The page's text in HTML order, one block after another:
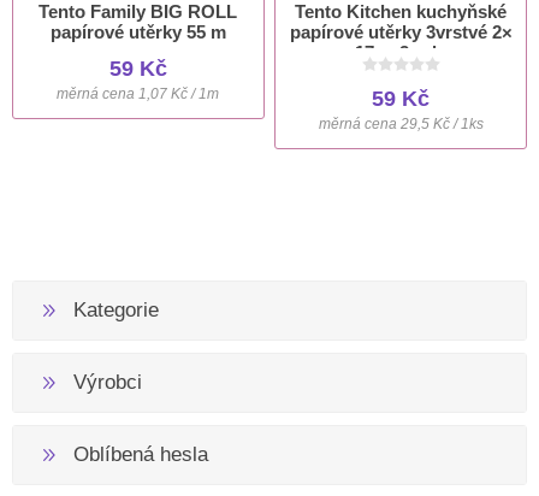
Tento Family BIG ROLL
papírové utěrky 55 m
59 Kč
měrná cena 1,07 Kč / 1m
Tento Kitchen kuchyňské
papírové utěrky 3vrstvé 2×
17 m 2 role
59 Kč
měrná cena 29,5 Kč / 1ks
Kategorie
Výrobci
Oblíbená hesla